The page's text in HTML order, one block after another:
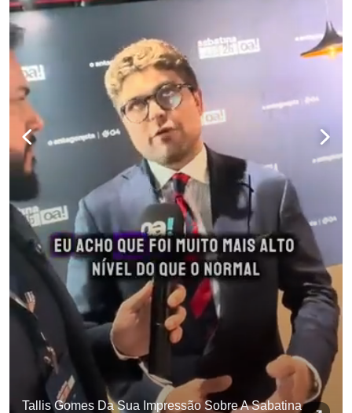
Tallis Gomes Da Sua Impressão Sobre A Sabatina